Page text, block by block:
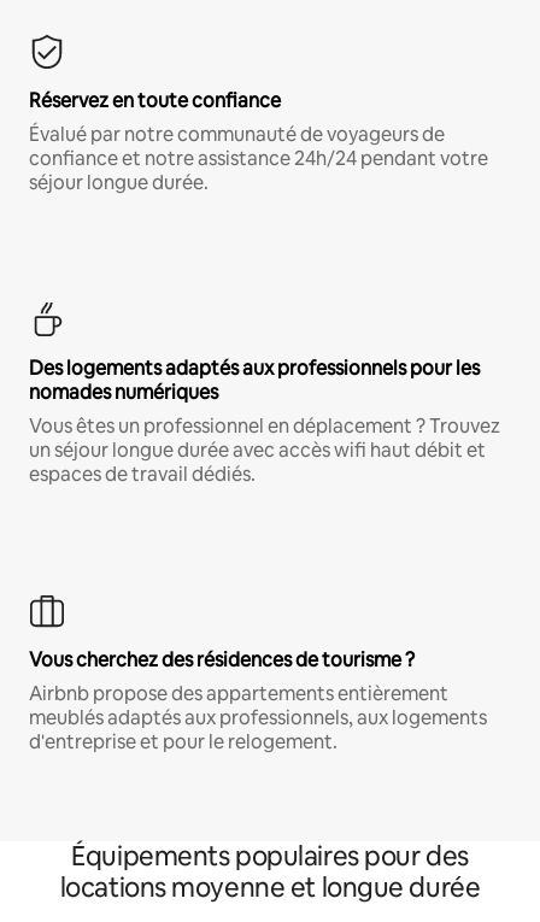
Réservez en toute confiance
Évalué par notre communauté de voyageurs de
confiance et notre assistance 24h/24 pendant votre
séjour longue durée.
Des logements adaptés aux professionnels pour les
nomades numériques
Vous êtes un professionnel en déplacement ? Trouvez
un séjour longue durée avec accès wifi haut débit et
espaces de travail dédiés.
Vous cherchez des résidences de tourisme ?
Airbnb propose des appartements entièrement
meublés adaptés aux professionnels, aux logements
d'entreprise et pour le relogement.
Équipements populaires pour des
locations moyenne et longue durée